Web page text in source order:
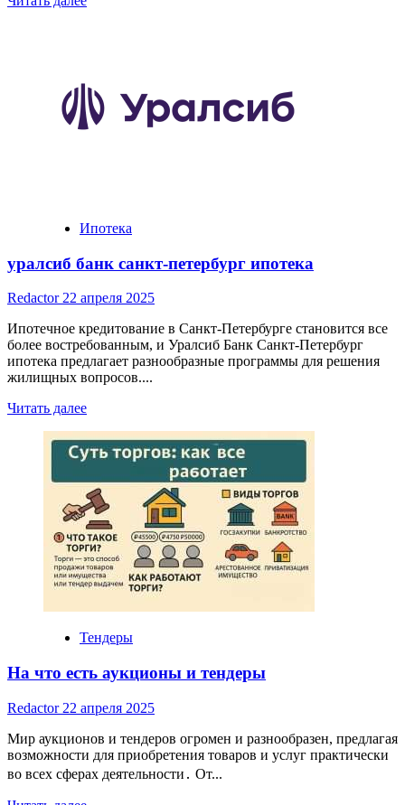
для
Форекс:
Полное
Ипотека
уралсиб банк санкт-петербург ипотека
Redactor 22 апреля 2025
Ипотечное кредитование в Санкт-Петербурге становится все
более востребованным, и Уралсиб Банк Санкт-Петербург
ипотека предлагает разнообразные программы для решения
жилищных вопросов....
Читать далееRead
about
уралсиб
санкт-
петербург
ипотека
Тендеры
На что есть аукционы и тендеры
Redactor 22 апреля 2025
Мир аукционов и тендеров огромен и разнообразен, предлагая
возможности для приобретения товаров и услуг практически
во всех сферах деятельности․ От...